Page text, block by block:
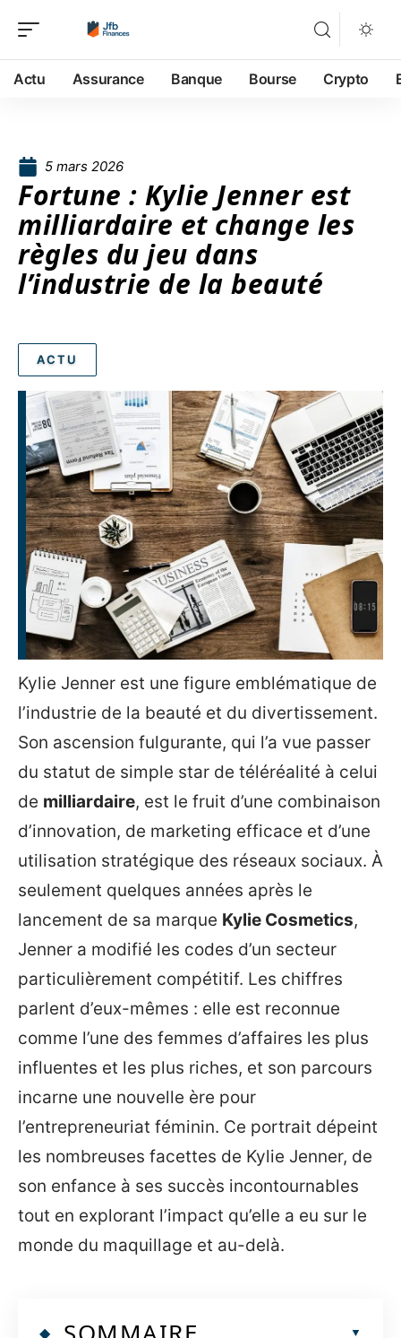
Actu Assurance Banque Bourse Crypto
5 mars 2026
Fortune : Kylie Jenner est
milliardaire et change les
règles du jeu dans
l’industrie de la beauté
ACTU
Kylie Jenner est une figure emblématique de
l’industrie de la beauté et du divertissement.
Son ascension fulgurante, qui l’a vue passer
du statut de simple star de téléréalité à celui
de milliardaire, est le fruit d’une combinaison
d’innovation, de marketing efficace et d’une
utilisation stratégique des réseaux sociaux. À
seulement quelques années après le
lancement de sa marque Kylie Cosmetics,
Jenner a modifié les codes d’un secteur
particulièrement compétitif. Les chiffres
parlent d’eux-mêmes : elle est reconnue
comme l’une des femmes d’affaires les plus
influentes et les plus riches, et son parcours
incarne une nouvelle ère pour
l’entrepreneuriat féminin. Ce portrait dépeint
les nombreuses facettes de Kylie Jenner, de
son enfance à ses succès incontournables
tout en explorant l’impact qu’elle a eu sur le
monde du maquillage et au-delà.